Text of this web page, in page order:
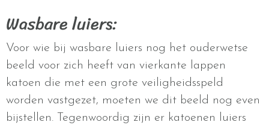
Wasbare luiers:
Voor wie bij wasbare luiers nog het ouderwetse
beeld voor zich heeft van vierkante lappen
katoen die met een grote veiligheidsspeld
worden vastgezet, moeten we dit beeld nog even
bijstellen. Tegenwoordig zijn er katoenen luiers